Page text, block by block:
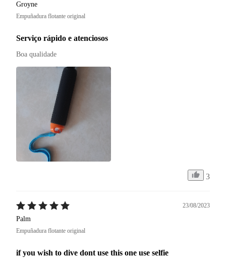
Groyne
Empuñadura flotante original
Serviço rápido e atenciosos
Boa qualidade
3
23/08/2023
Palm
Empuñadura flotante original
if you wish to dive dont use this one use selfie